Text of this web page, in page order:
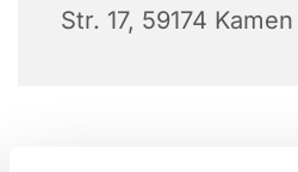
Str. 17, 59174 Kamen